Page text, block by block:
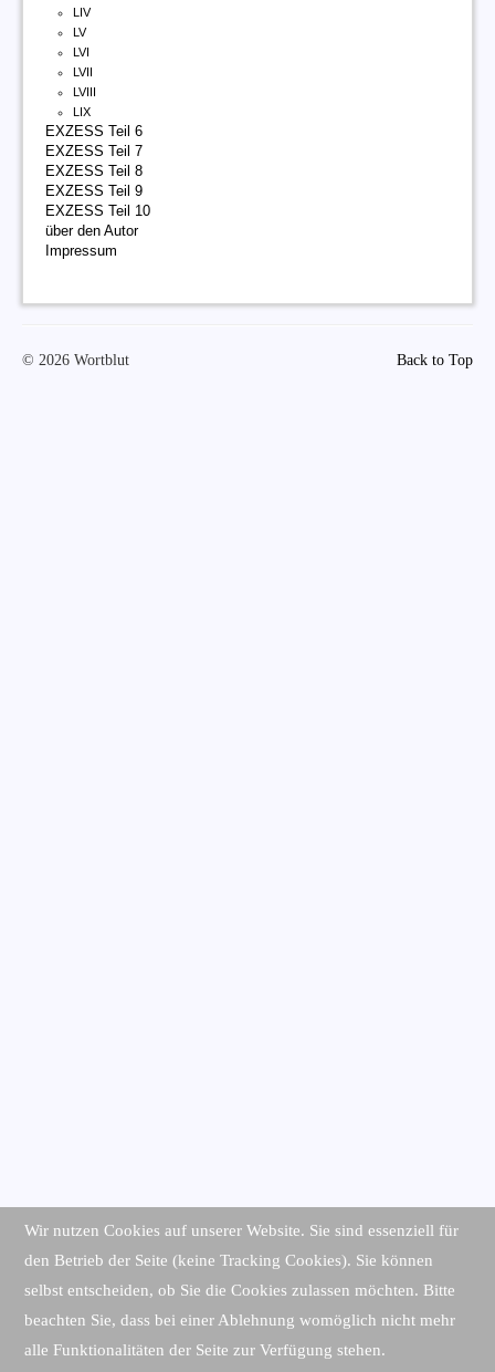
LIV
LV
LVI
LVII
LVIII
LIX
EXZESS Teil 6
EXZESS Teil 7
EXZESS Teil 8
EXZESS Teil 9
EXZESS Teil 10
über den Autor
Impressum
Back to Top
© 2026 Wortblut
Wir nutzen Cookies auf unserer Website. Sie sind essenziell für
den Betrieb der Seite (keine Tracking Cookies). Sie können
selbst entscheiden, ob Sie die Cookies zulassen möchten. Bitte
beachten Sie, dass bei einer Ablehnung womöglich nicht mehr
alle Funktionalitäten der Seite zur Verfügung stehen.